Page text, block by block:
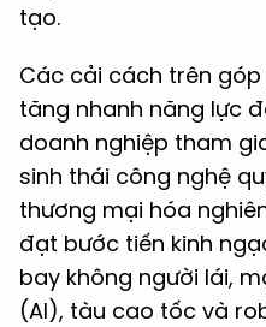
tạo.
Các cải cách trên
tăng nhanh năng lực
doanh nghiệp tham
sinh thái công nghệ
thương mại hóa
đạt bước tiến kinh
bay không người lái,
(AI), tàu cao tốc và